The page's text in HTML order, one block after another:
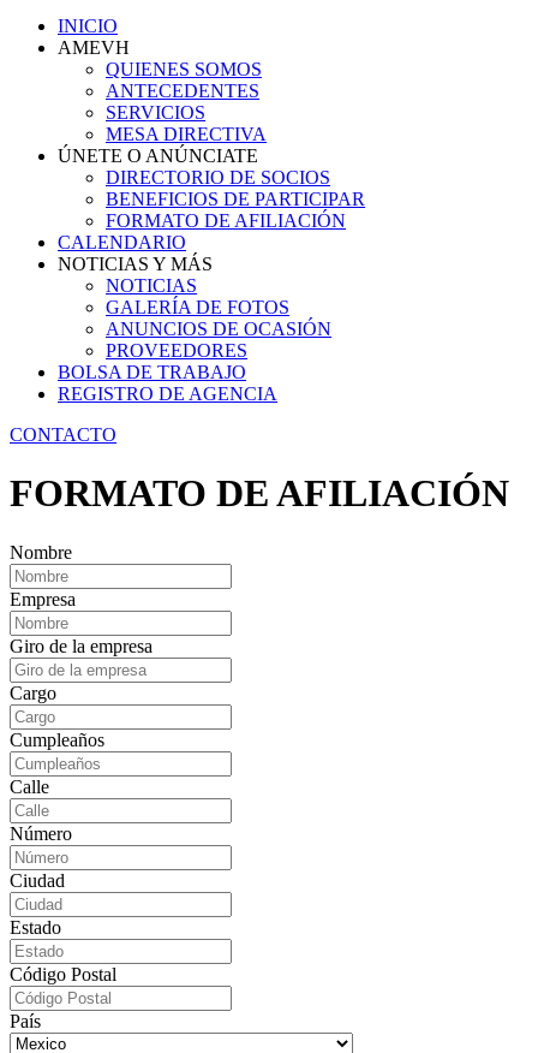
INICIO
AMEVH
QUIENES SOMOS
ANTECEDENTES
SERVICIOS
MESA DIRECTIVA
ÚNETE O ANÚNCIATE
DIRECTORIO DE SOCIOS
BENEFICIOS DE PARTICIPAR
FORMATO DE AFILIACIÓN
CALENDARIO
NOTICIAS Y MÁS
NOTICIAS
GALERÍA DE FOTOS
ANUNCIOS DE OCASIÓN
PROVEEDORES
BOLSA DE TRABAJO
REGISTRO DE AGENCIA
CONTACTO
FORMATO DE AFILIACIÓN
Nombre
Empresa
Giro de la empresa
Cargo
Cumpleaños
Calle
Número
Ciudad
Estado
Código Postal
País